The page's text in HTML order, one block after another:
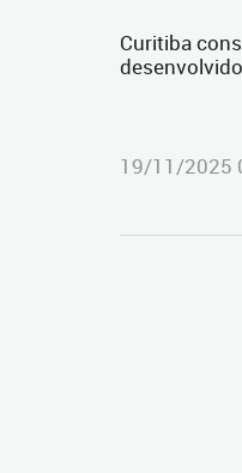
Curitiba
19/11/2025